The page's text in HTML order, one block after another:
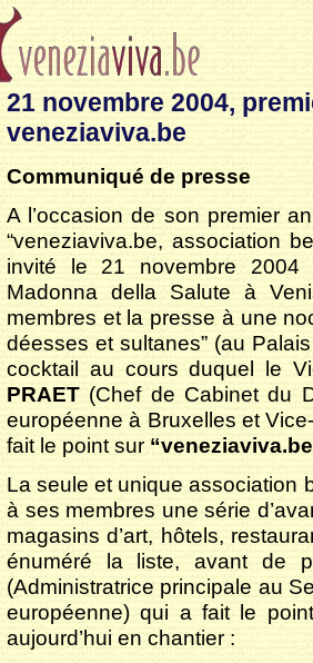
21 novembre 2004,
veneziaviva.be
Communiqué de presse
A l’occasion de son premier
“veneziaviva.be, association
invité le 21 novembre
Madonna della Salute à
membres et la presse à une
déesses et sultanes” (au
cocktail au cours duquel le
PRAET(Chef de Cabinet du
européenne à Bruxelles et
fait le point sur
La seule et unique association
à ses membres une série
magasins d’art, hôtels,
énuméré la liste, avant de
(Administratrice principale au
européenne) qui a fait le
aujourd’hui en chantier :